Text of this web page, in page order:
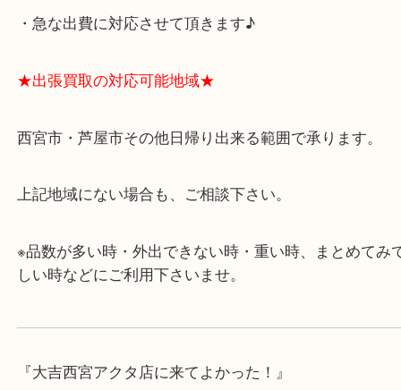
★当店の特徴★
・飲食店、有名ショップがあるショッピングモール
み下さい。
・近隣にコインパーキングが多数あるので、お車で
にも便利です。
・急な出費に対応させて頂きます♪